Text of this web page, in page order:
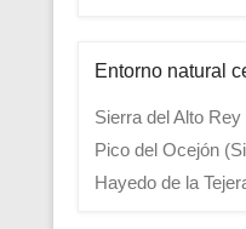
Entorno natural
Sierra del Alto Rey
Pico del Ocejón
Hayedo de la